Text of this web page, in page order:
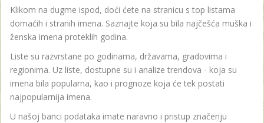
Klikom na dugme ispod, doći ćete na stranicu s top listama
domaćih i stranih imena. Saznajte koja su bila najčešća muška i
ženska imena proteklih godina.
Liste su razvrstane po godinama, državama, gradovima i
regionima. Uz liste, dostupne su i analize trendova - koja su
imena bila popularna, kao i prognoze koja će tek postati
najpopularnija imena.
U našoj banci podataka imate naravno i pristup značenju